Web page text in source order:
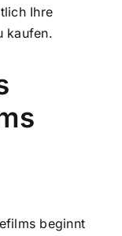
Ihre
kaufen.
beginnt